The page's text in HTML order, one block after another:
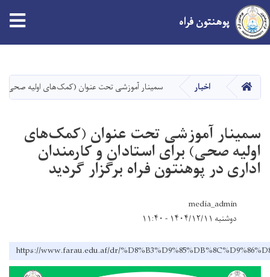
محتوای
اصلی
پوهنتون فراه
صفحه اصلیاخبار سمینار آموزشی تحت عنوان (کمک‌های اولیه صحی)
سمینار آموزشی تحت عنوان (کمک‌های
اولیه صحی) برای استادان و کارمندان
اداری در پوهنتون فراه برگزار گردید
media_admin
دوشنبه ۱۴۰۴/۱۲/۱۱ - ۱۱:۴۰
https://www.farau.edu.af/dr/